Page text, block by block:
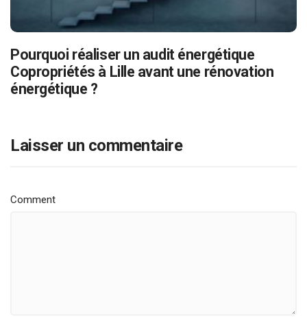
Pourquoi réaliser un audit énergétique
Copropriétés à Lille avant une rénovation
énergétique ?
Laisser un commentaire
Comment